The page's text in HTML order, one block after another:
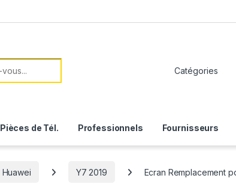
Pièces de Tél. Professionnels Fournisseurs
Huawei Y7 2019 Ecran Remplacement